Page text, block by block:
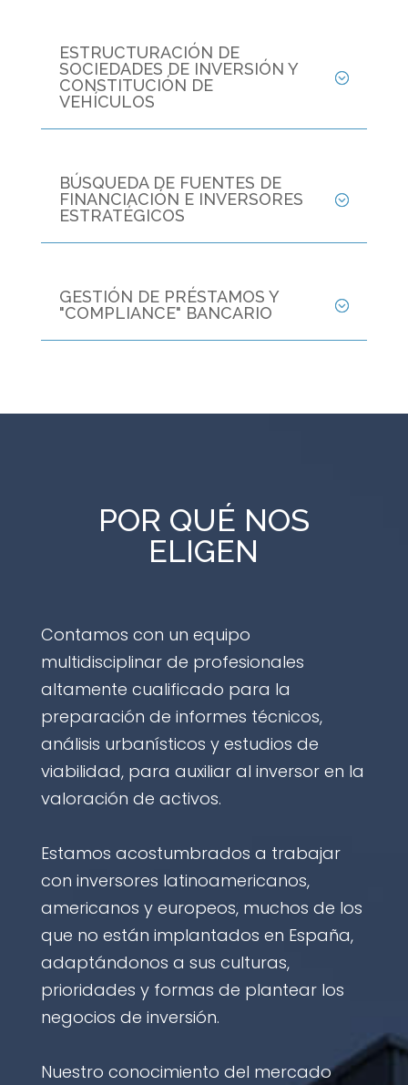
ESTRUCTURACIÓN DE
SOCIEDADES DE INVERSIÓN Y
CONSTITUCIÓN DE
VEHÍCULOS
BÚSQUEDA DE FUENTES DE
FINANCIACIÓN E INVERSORES
ESTRATÉGICOS
GESTIÓN DE PRÉSTAMOS Y
"COMPLIANCE" BANCARIO
POR QUÉ NOS
ELIGEN
Contamos con un equipo
multidisciplinar de profesionales
altamente cualificado para la
preparación de informes técnicos,
análisis urbanísticos y estudios de
viabilidad, para auxiliar al inversor en la
valoración de activos.
Estamos acostumbrados a trabajar
con inversores latinoamericanos,
americanos y europeos, muchos de los
que no están implantados en España,
adaptándonos a sus culturas,
prioridades y formas de plantear los
negocios de inversión.
Nuestro conocimiento del mercado